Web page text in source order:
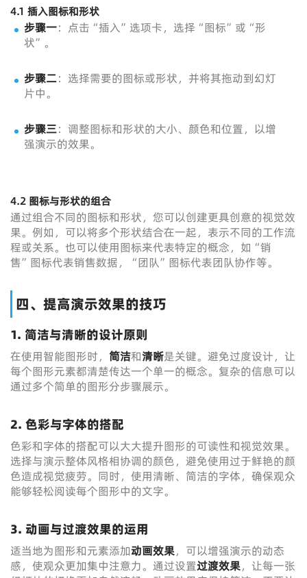
4.1 插入图标和形状
步骤一：点击“插入”选项卡，选择“图标”或“形
状”。
步骤二：选择需要的图标或形状，并将其拖动到幻灯
片中。
步骤三：调整图标和形状的大小、颜色和位置，以增
强演示的效果。
4.2 图标与形状的组合
通过组合不同的图标和形状，您可以创建更具创意的视觉效
果。例如，可以将多个形状结合在一起，表示不同的工作流
程或关系。也可以使用图标来代表特定的概念，如“销
售”图标代表销售数据，“团队”图标代表团队协作等。
四、提高演示效果的技巧
1. 简洁与清晰的设计原则
在使用智能图形时， 简洁和清晰是关键。避免过度设计，让
每个图形元素都清楚传达一个单一的概念。复杂的信息可以
通过多个简单的图形分步骤展示。
2. 色彩与字体的搭配
色彩和字体的搭配可以大大提升图形的可读性和视觉效果。
选择与演示整体风格相协调的颜色，避免使用过于鲜艳的颜
色造成视觉疲劳。同时，使用清晰、简洁的字体，确保观众
能够轻松阅读每个图形中的文字。
3. 动画与过渡效果的运用
适当地为图形和元素添加动画效果，可以增强演示的动态
感，使观众更加集中注意力。通过设置过渡效果，让每一张